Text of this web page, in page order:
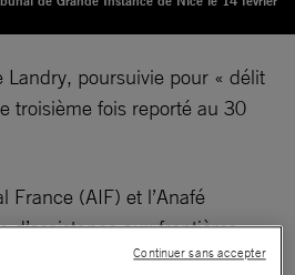
Landry, poursuivie pour « délit
troisième fois reporté au 30
France (AIF) et l’Anafé
d’assistance aux frontières
leur soutien à leur
Continuer sans accepter